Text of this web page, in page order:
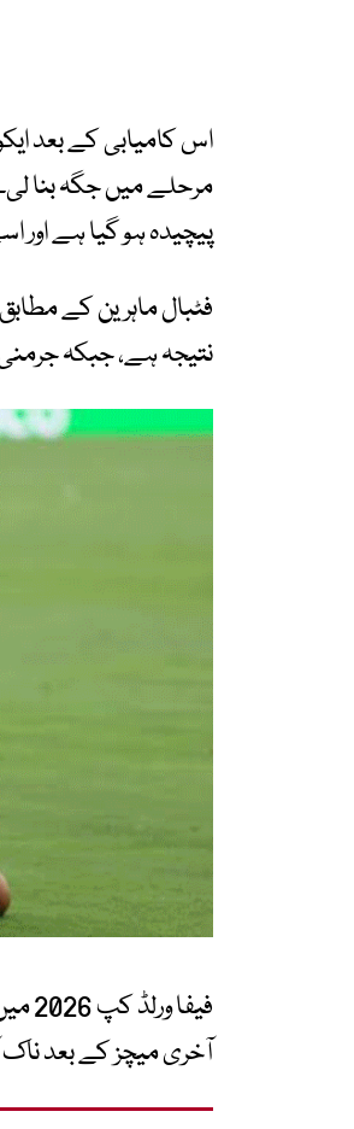
اس کامیابی کے بعد
مرحلے میں جگہ بنا
پیچیدہ ہو گیا ہے اور
فٹبال ماہرین کے
نتیجہ ہے، جبکہ
آخری میچز کے بعد